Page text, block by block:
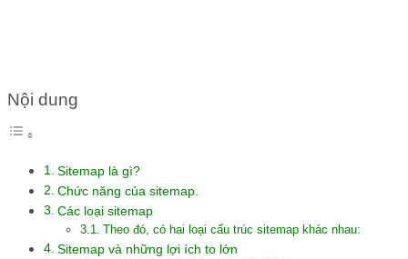
Nội dung
Sitemap là gì?
Chức năng của sitemap.
Các loại sitemap
Theo đó, có hai loại cấu trúc sitemap khác nhau:
Sitemap và những lợi ích to lớn